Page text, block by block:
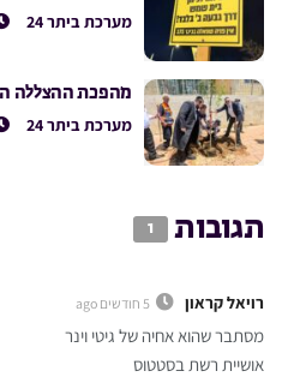
מערכת ביתר 24
מהפכת ההצללה
מערכת ביתר 24
תגובות 1
רויאל קראון 5 חודשים ago
מסתבר שהוא אחיה של גיטי וינר
אושיית רשת בסטטוס